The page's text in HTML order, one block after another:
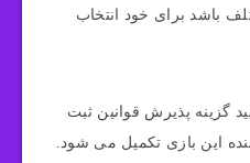
مختلف باشد برای خود انتخاب
گزینه پذیرش قوانین ثبت
این بازی تکمیل می شود.